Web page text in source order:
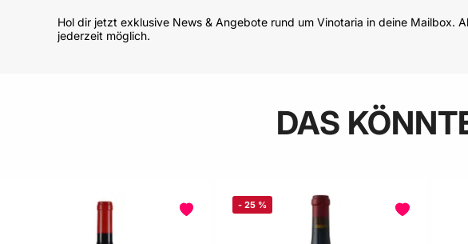
Hol dir jetzt exklusive News & Angebote rund um Vinotaria in deine Mailbox.
jederzeit möglich.
DAS
-25 %